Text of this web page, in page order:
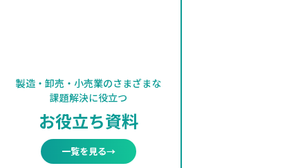
製造・卸売・小売業のさまざまな
課題解決に役立つ
お役立ち資料
一覧を見る→